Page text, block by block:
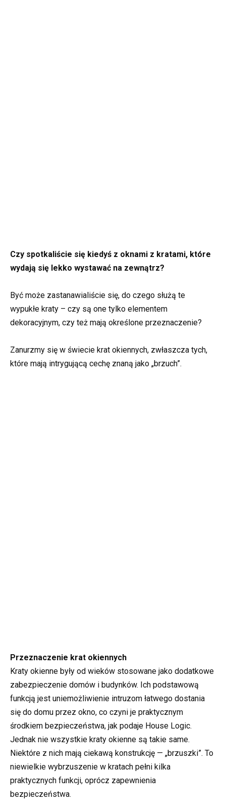
Czy spotkaliście się kiedyś z oknami z kratami, które
wydają się lekko wystawać na zewnątrz?
Być może zastanawialiście się, do czego służą te
wypukłe kraty – czy są one tylko elementem
dekoracyjnym, czy też mają określone przeznaczenie?
Zanurzmy się w świecie krat okiennych, zwłaszcza tych,
które mają intrygującą cechę znaną jako „brzuch”.
Przeznaczenie krat okiennych
Kraty okienne były od wieków stosowane jako dodatkowe
zabezpieczenie domów i budynków. Ich podstawową
funkcją jest uniemożliwienie intruzom łatwego dostania
się do domu przez okno, co czyni je praktycznym
środkiem bezpieczeństwa, jak podaje House Logic.
Jednak nie wszystkie kraty okienne są takie same.
Niektóre z nich mają ciekawą konstrukcję — „brzuszki”. To
niewielkie wybrzuszenie w kratach pełni kilka
praktycznych funkcji, oprócz zapewnienia
bezpieczeństwa.